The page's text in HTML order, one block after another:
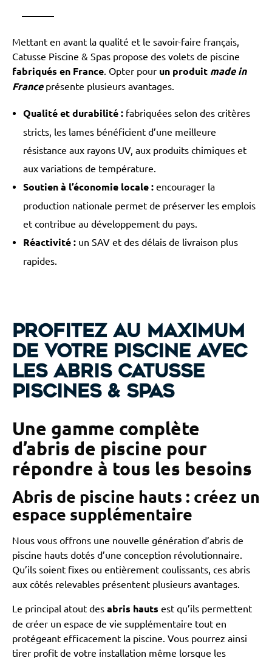
Mettant en avant la qualité et le savoir-faire français,
Catusse Piscine & Spas propose des volets de piscine
fabriqués en France . Opter pour un produit made in
Franceprésente plusieurs avantages.
Qualité et durabilité :fabriquées selon des critères
stricts, les lames bénéficient d’une meilleure
résistance aux rayons UV, aux produits chimiques et
aux variations de température.
Soutien à l’économie locale :encourager la
production nationale permet de préserver les emplois
et contribue au développement du pays.
Réactivité :un SAV et des délais de livraison plus
rapides.
Profitez au maximum
de votre piscine avec
les abris Catusse
Piscines & Spas
Une gamme complète
d’abris de piscine pour
répondre à tous les besoins
Abris de piscine hauts : créez un
espace supplémentaire
Nous vous offrons une nouvelle génération d’abris de
piscine hauts dotés d’une conception révolutionnaire.
Qu’ils soient fixes ou entièrement coulissants, ces abris
aux côtés relevables présentent plusieurs avantages.
Le principal atout des abris hauts est qu’ils permettent
de créer un espace de vie supplémentaire tout en
protégeant efficacement la piscine. Vous pourrez ainsi
tirer profit de votre installation même lorsque les